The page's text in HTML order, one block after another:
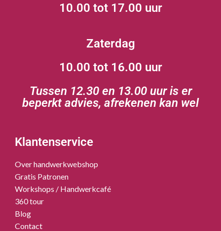
10.00 tot 17.00 uur
Zaterdag
10.00 tot 16.00 uur
Tussen 12.30 en 13.00 uur is er
beperkt advies, afrekenen kan wel
Klantenservice
Over handwerkwebshop
Gratis Patronen
Workshops / Handwerkcafé
360 tour
Blog
Contact